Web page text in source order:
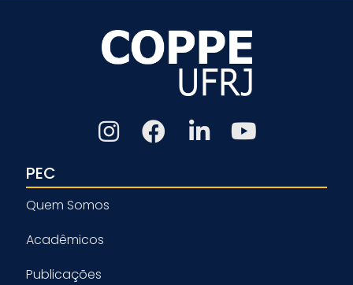
PEC
Quem Somos
Acadêmicos
Publicações